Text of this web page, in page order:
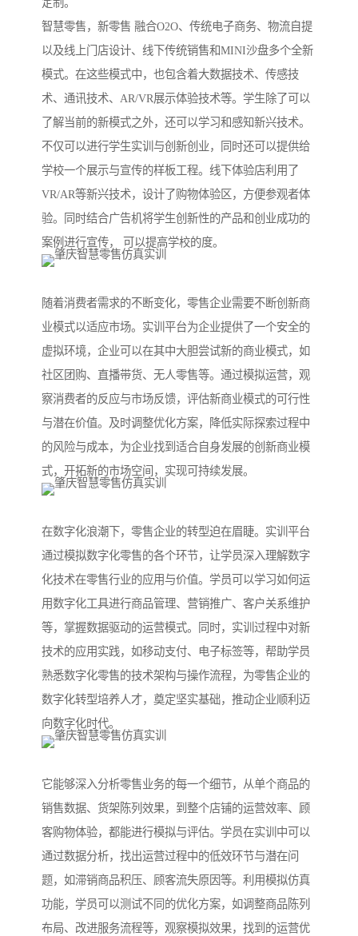
定制。
智慧零售，新零售 融合O2O、传统电子商务、物流自提
以及线上门店设计、线下传统销售和MINI沙盘多个全新
模式。在这些模式中，也包含着大数据技术、传感技
术、通讯技术、AR/VR展示体验技术等。学生除了可以
了解当前的新模式之外，还可以学习和感知新兴技术。
不仅可以进行学生实训与创新创业，同时还可以提供给
学校一个展示与宣传的样板工程。线下体验店利用了
VR/AR等新兴技术，设计了购物体验区，方便参观者体
验。同时结合广告机将学生创新性的产品和创业成功的
案例进行宣传， 可以提高学校的度。
随着消费者需求的不断变化，零售企业需要不断创新商
业模式以适应市场。实训平台为企业提供了一个安全的
虚拟环境，企业可以在其中大胆尝试新的商业模式，如
社区团购、直播带货、无人零售等。通过模拟运营，观
察消费者的反应与市场反馈，评估新商业模式的可行性
与潜在价值。及时调整优化方案，降低实际探索过程中
的风险与成本，为企业找到适合自身发展的创新商业模
式，开拓新的市场空间，实现可持续发展。
在数字化浪潮下，零售企业的转型迫在眉睫。实训平台
通过模拟数字化零售的各个环节，让学员深入理解数字
化技术在零售行业的应用与价值。学员可以学习如何运
用数字化工具进行商品管理、营销推广、客户关系维护
等，掌握数据驱动的运营模式。同时，实训过程中对新
技术的应用实践，如移动支付、电子标签等，帮助学员
熟悉数字化零售的技术架构与操作流程，为零售企业的
数字化转型培养人才，奠定坚实基础，推动企业顺利迈
向数字化时代。
它能够深入分析零售业务的每一个细节，从单个商品的
销售数据、货架陈列效果，到整个店铺的运营效率、顾
客购物体验，都能进行模拟与评估。学员在实训中可以
通过数据分析，找出运营过程中的低效环节与潜在问
题，如滞销商品积压、顾客流失原因等。利用模拟仿真
功能，学员可以测试不同的优化方案，如调整商品陈列
布局、改进服务流程等，观察模拟效果，找到的运营优